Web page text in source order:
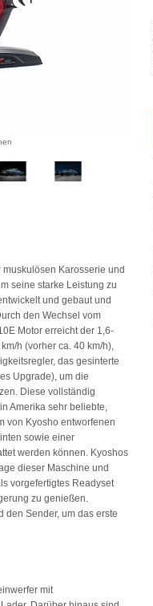
Karosserie und
seine starke Leistung zu
und gebaut und
den Wechsel vom
Motor erreicht der 1,6-
h (vorher ca. 40 km/h),
das gesinterte
Upgrade), um die
Diese vollständig
Amerika sehr beliebte,
von Kyosho entworfenen
sowie einer
werden können. Kyoshos
dieser Maschine und
vorgefertigtes Readyset
zu genießen.
den Sender, um das erste
mit